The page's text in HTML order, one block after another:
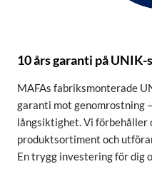
10 års garanti på UNIK-
MAFAs fabriksmonterade
garanti mot genomrostning
långsiktighet. Vi förbehåller
produktsortiment och
En trygg investering för dig